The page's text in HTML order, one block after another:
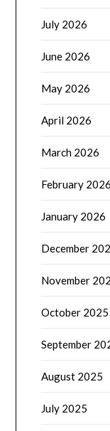
July 2026
June 2026
May 2026
April 2026
March 2026
February 2026
January 2026
December
November
October 2025
September
August 2025
July 2025